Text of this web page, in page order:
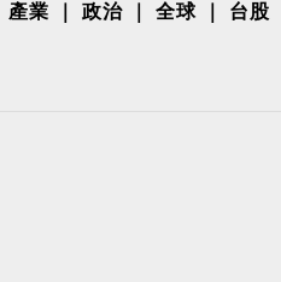
產業 政治 全球 台股